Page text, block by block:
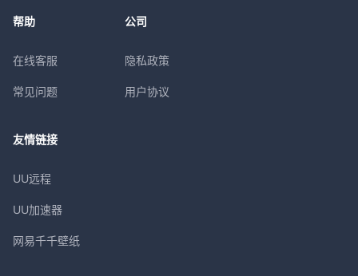
帮助
在线客服
常见问题
公司
隐私政策
用户协议
友情链接
UU远程
UU加速器
网易千千壁纸